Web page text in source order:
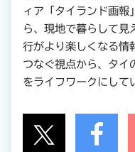
ィア「タイランド画報
ら、現地で暮らして見
行がより楽しくなる情
つなぐ視点から、タイ
をライフワークにして